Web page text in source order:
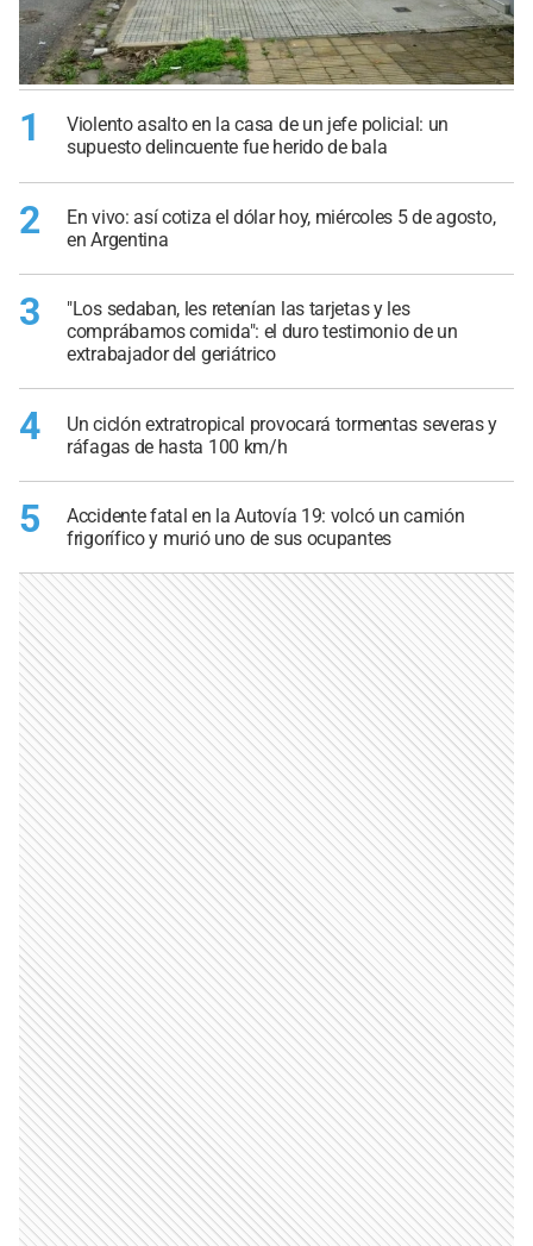
1
Violento asalto en la casa de un jefe policial: un
supuesto delincuente fue herido de bala
2
En vivo: así cotiza el dólar hoy, miércoles 5 de agosto,
en Argentina
3
"Los sedaban, les retenían las tarjetas y les
comprábamos comida": el duro testimonio de un
extrabajador del geriátrico
4
Un ciclón extratropical provocará tormentas severas y
ráfagas de hasta 100 km/h
5
Accidente fatal en la Autovía 19: volcó un camión
frigorífico y murió uno de sus ocupantes